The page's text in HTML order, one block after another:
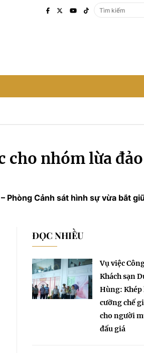
cho nhóm lừa đảo
Phòng Cảnh sát hình sự vừa bắt
ĐỌC NHIỀU
Vụ việc
Khách sạn
Hùng: Khép
cưỡng chế
cho người
đấu giá